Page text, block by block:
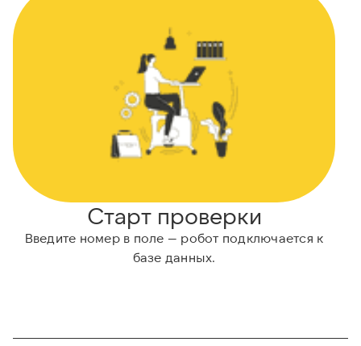
Старт проверки
Введите номер в поле — робот подключается к
базе данных.